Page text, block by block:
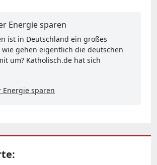
Energie sparen
ist in Deutschland ein großes
wie gehen eigentlich die deutschen
um? Katholisch.de hat sich
Energie sparen